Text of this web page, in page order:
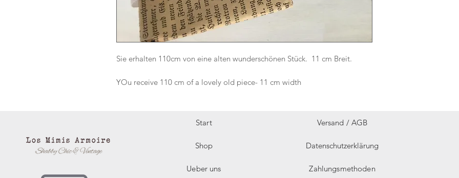
Sie erhalten 110cm von eine alten wunderschönen Stück. 11 cm Breit.
YOu receive 110 cm of a lovely old piece- 11 cm width
Start
Shop
Ueber uns
Versand /AGB
Datenschutzerklärung
Zahlungsmethoden